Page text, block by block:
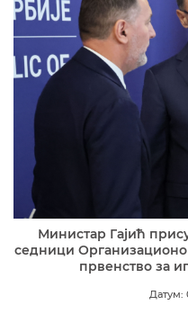
Министар Гајић
седници
првенство за
Датум: